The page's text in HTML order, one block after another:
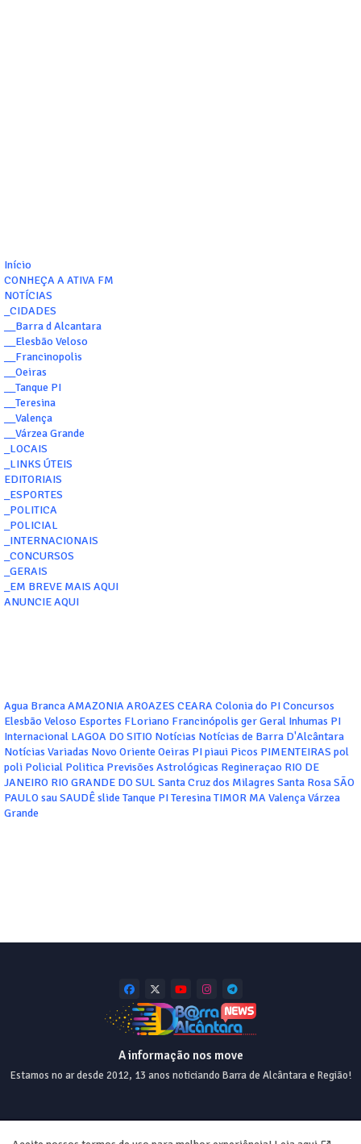
Início
CONHEÇA A ATIVA FM
NOTÍCIAS
_CIDADES
__Barra d Alcantara
__Elesbão Veloso
__Francinopolis
__Oeiras
__Tanque PI
__Teresina
__Valença
__Várzea Grande
_LOCAIS
_LINKS ÚTEIS
EDITORIAIS
_ESPORTES
_POLITICA
_POLICIAL
_INTERNACIONAIS
_CONCURSOS
_GERAIS
_EM BREVE MAIS AQUI
ANUNCIE AQUI
Agua BrancaAMAZONIAAROAZES CEARAColonia do PIConcursos
Elesbão Veloso Esportes FLoriano Francinópolis gerGeral Inhumas PI
Internacional LAGOA DO SITIO Notícias Notícias de Barra D'Alcântara
Notícias Variadas Novo Oriente Oeiras PIpiaui Picos PIMENTEIRAS pol
poli Policial Politica Previsões Astrológicas Regineraçao RIO DE
JANEIRO RIO GRANDE DO SUL Santa Cruz dos Milagres Santa RosaSÃO
PAULOsauSAUDÊslide Tanque PITeresinaTIMOR MAValençaVárzea
Grande
A informação nos move
Estamos no ar desde 2012, 13 anos noticiando Barra de Alcântara e Região!